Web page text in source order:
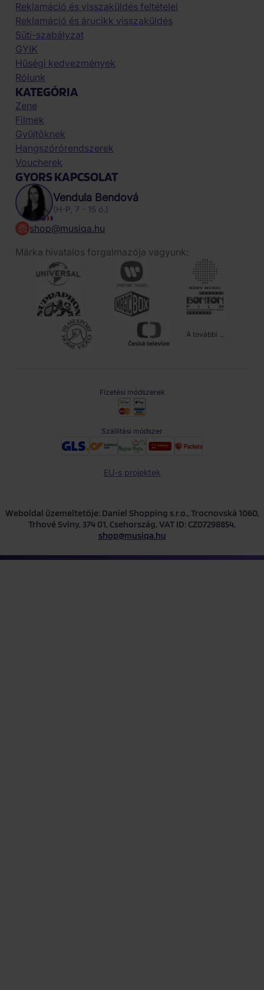
Reklamáció és visszaküldés feltételei
Reklamáció és árucikk visszaküldés
Süti-szabályzat
GYIK
Hűségi kedvezmények
Rólunk
KATEGÓRIA
Zene
Filmek
Gyűjtőknek
Hangszórórendszerek
Voucherek
GYORS KAPCSOLAT
Vendula Bendová
(H-P, 7 - 15 ó.)
shop@musiqa.hu
Márka hivatalos forgalmazója vagyunk:
A további ...
Fizetési módszerek
Szállítási módszer
EU-s projektek
Weboldal üzemeltetője: Daniel Shopping s.r.o., Trocnovská 1060,
Trhové Sviny, 374 01, Csehország, VAT ID: CZ07298854,
shop@musiqa.hu